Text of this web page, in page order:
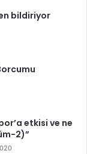
bildiriyor
etkisi ve ne
2)”